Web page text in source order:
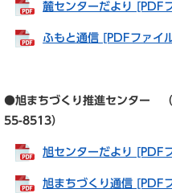
麓センターだより [PDF
ふもと通信 [PDFファイ
●旭まちづくり推進センター
55-8513）
旭センターだより [PDF
旭まちづくり通信 [PDF